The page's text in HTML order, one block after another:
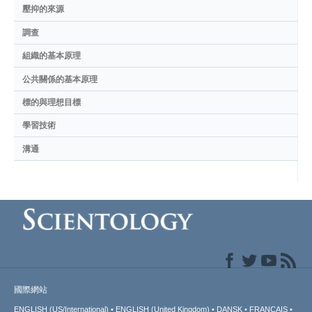
壓抑的來源
調查
組織的基本原理
公共關係的基本原理
標的與理想目標
學習技術
溝通
國際網站
ENGLISH (US/International) ENGLISH (United Kingdom) DANSK FRANÇAIS